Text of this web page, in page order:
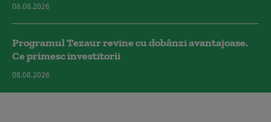
08.08.2026
Programul Tezaur revine cu dobânzi avantajoase.
Ce primesc investitorii
08.08.2026